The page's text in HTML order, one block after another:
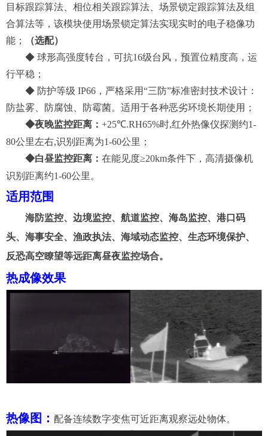
目标跟踪算法、相位相关跟踪算法、场景锁定跟踪算法及组
合算法等，该模块使用场景锁定算法实现实时的电子稳像功
能；
（选配）
◆ 球形高强度转台，可抗16级台风，预置位精度高，运
行平稳 ；
◆ 防护等级 IP66，严格采用“三防”标准密封技术设计：
防盐雾、防腐蚀、防霉菌。适用于各种恶劣环境长期使用；
◆夜晚监控距离： +25℃.RH65%时,红外热像仪探测约1-
80公里左右,识别距离为1-60公里；
◆白昼监控距离 ： 在能见度≥20km条件下， 高清摄像机
识别距离约1-60公里。
适用范围
海防监控、边境监控、航道监控、 海岛监控、港口码
头、海事安全、渔政执法、海域动态监控、生态环境保护、
反恐高空瞭望等远距离昼夜监控场合。
热成像效果
热像图： 配备连续数字变焦可近距离观察远处物体。